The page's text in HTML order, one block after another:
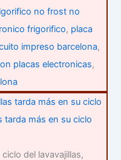
no frost no
frigorifico, placa
impreso barcelona,
placas electronicas,
tarda más en su ciclo
del lavavajillas,